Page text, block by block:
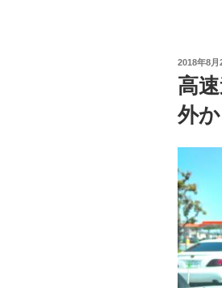
投
稿
日:
2018年8月
高
外